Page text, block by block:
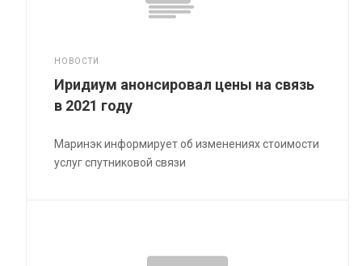
НОВОСТИ
Иридиум анонсировал цены на связь
в 2021 году
Маринэк информирует об изменениях стоимости
услуг спутниковой связи